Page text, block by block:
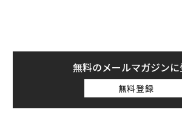
年までに25,000基以上の衛星が、数
ータを運ぶとの予測はさらに高まって
これは大きな前進である。指数関数的
無料のメールマガジンに
無料登録